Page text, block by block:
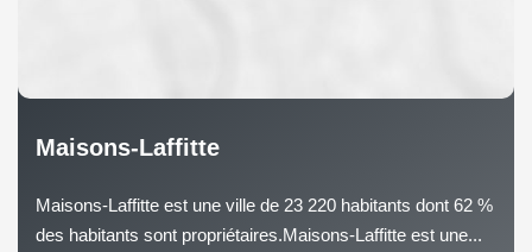
Maisons-Laffitte
Maisons-Laffitte est une ville de 23 220 habitants dont 62 %
des habitants sont propriétaires.Maisons-Laffitte est une...